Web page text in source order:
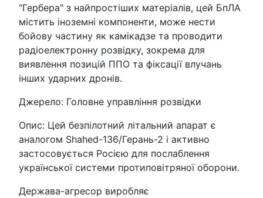
"Гербера" з найпростіших матеріалів, цей БпЛА
містить іноземні компоненти, може нести
бойову частину як камікадзе та проводити
радіоелектронну розвідку, зокрема для
виявлення позицій ППО та фіксації влучань
інших ударних дронів.
Джерело: Головне управління розвідки
Опис: Цей безпілотний літальний апарат є
аналогом Shahed-136/Герань-2 і активно
застосовується Росією для послаблення
української системи протиповітряної оборони.
Держава-агресор виробляє